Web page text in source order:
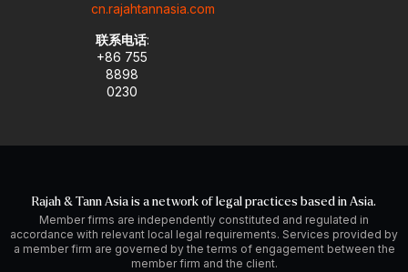
cn.rajahtannasia.com
联系电话:
+86 755
8898
0230
Rajah & Tann Asia is a network of legal practices based in Asia.
Member firms are independently constituted and regulated in
accordance with relevant local legal requirements. Services provided by
a member firm are governed by the terms of engagement between the
member firm and the client.